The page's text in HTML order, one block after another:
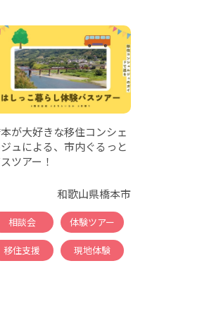
が大好きな移住コンシェ
ュによる、市内ぐるっと
ツアー！
和歌山県橋本市
相談会 体験ツアー
移住支援 現地体験